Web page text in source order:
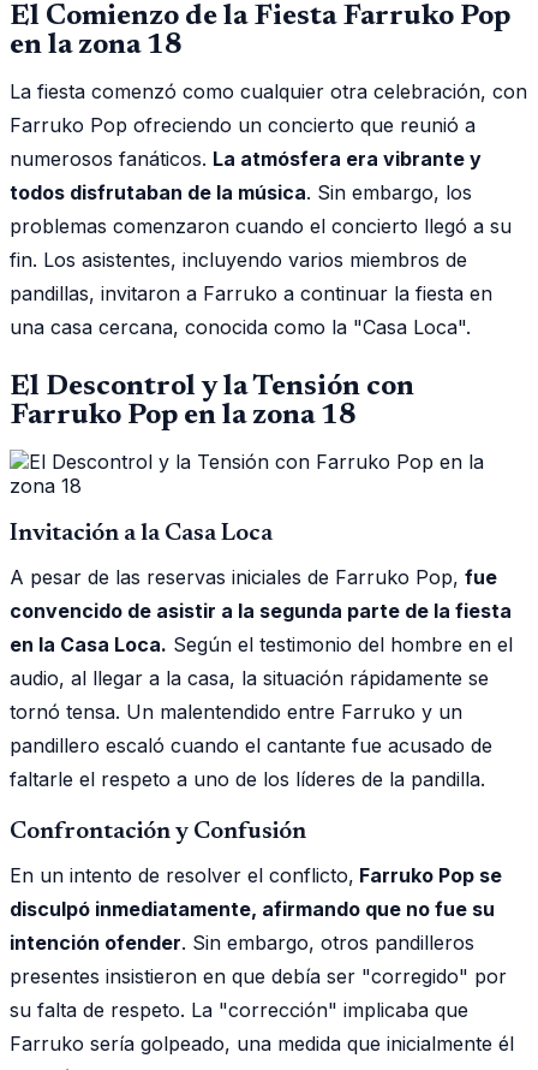
El Comienzo de la Fiesta Farruko Pop
en la zona 18
La fiesta comenzó como cualquier otra celebración, con
Farruko Pop ofreciendo un concierto que reunió a
numerosos fanáticos. La atmósfera era vibrante y
todos disfrutaban de la música. Sin embargo, los
problemas comenzaron cuando el concierto llegó a su
fin. Los asistentes, incluyendo varios miembros de
pandillas, invitaron a Farruko a continuar la fiesta en
una casa cercana, conocida como la "Casa Loca".
El Descontrol y la Tensión con
Farruko Pop en la zona 18
Invitación a la Casa Loca
A pesar de las reservas iniciales de Farruko Pop, fue
convencido de asistir a la segunda parte de la fiesta
en la Casa Loca. Según el testimonio del hombre en el
audio, al llegar a la casa, la situación rápidamente se
tornó tensa. Un malentendido entre Farruko y un
pandillero escaló cuando el cantante fue acusado de
faltarle el respeto a uno de los líderes de la pandilla.
Confrontación y Confusión
En un intento de resolver el conflicto, Farruko Pop se
disculpó inmediatamente, afirmando que no fue su
intención ofender. Sin embargo, otros pandilleros
presentes insistieron en que debía ser "corregido" por
su falta de respeto. La "corrección" implicaba que
Farruko sería golpeado, una medida que inicialmente él